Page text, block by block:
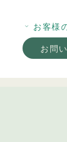
お客様
お問